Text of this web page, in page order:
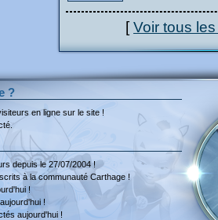
[Voir tous
?
en ligne sur le site !
depuis le 27/07/2004 !
à la communauté Carthage !
!
aujourd'hui !
aujourd'hui !